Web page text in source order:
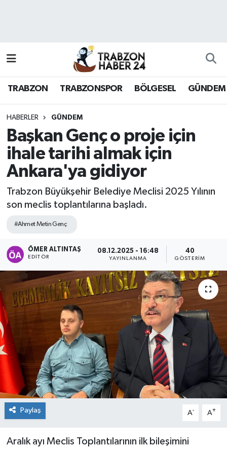
TRABZON TRABZONSPOR BÖLGESEL GÜNDEM
HABERLER GÜNDEM
Başkan Genç o proje için
ihale tarihi almak için
Ankara'ya gidiyor
Trabzon Büyükşehir Belediye Meclisi 2025 Yılının
son meclis toplantılarına başladı.
#Ahmet Metin Genç
ÖMER ALTINTAŞ
EDITÖR
08.12.2025 - 16:48
YAYINLANMA
40
GÖSTERIM
Paylaş A- A+
Aralık ayı Meclis Toplantılarının ilk bileşimini
Hava Durumu
Namaz Vakitleri
Trafik Durumu
Süper Lig Puan Durumu ve Fikstür
Tüm Manşetler
Son Dakika Haberleri